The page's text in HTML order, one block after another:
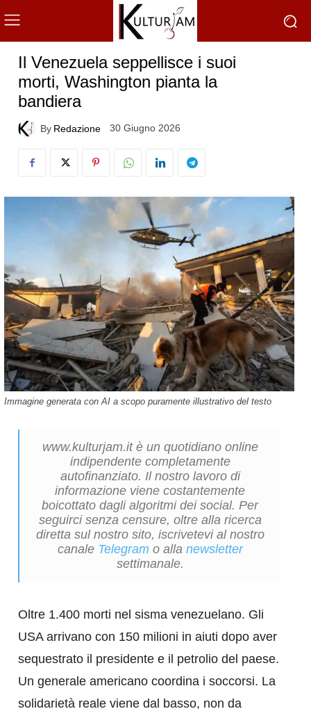
Il Venezuela seppellisce i suoi
morti, Washington pianta la
bandiera
By Redazione 30 Giugno 2026
Immagine generata con AI a scopo puramente illustrativo del testo
www.kulturjam.it è un quotidiano online
indipendente completamente
autofinanziato. Il nostro lavoro di
informazione viene costantemente
boicottato dagli algoritmi dei social. Per
seguirci senza censure, oltre alla ricerca
diretta sul nostro sito, iscrivetevi al nostro
canale Telegram o alla newsletter
settimanale.
Oltre 1.400 morti nel sisma venezuelano. Gli
USA arrivano con 150 milioni in aiuti dopo aver
sequestrato il presidente e il petrolio del paese.
Un generale americano coordina i soccorsi. La
solidarietà reale viene dal basso, non da